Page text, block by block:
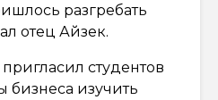
разгребать
отец Айзек.
студентов
бизнеса изучить